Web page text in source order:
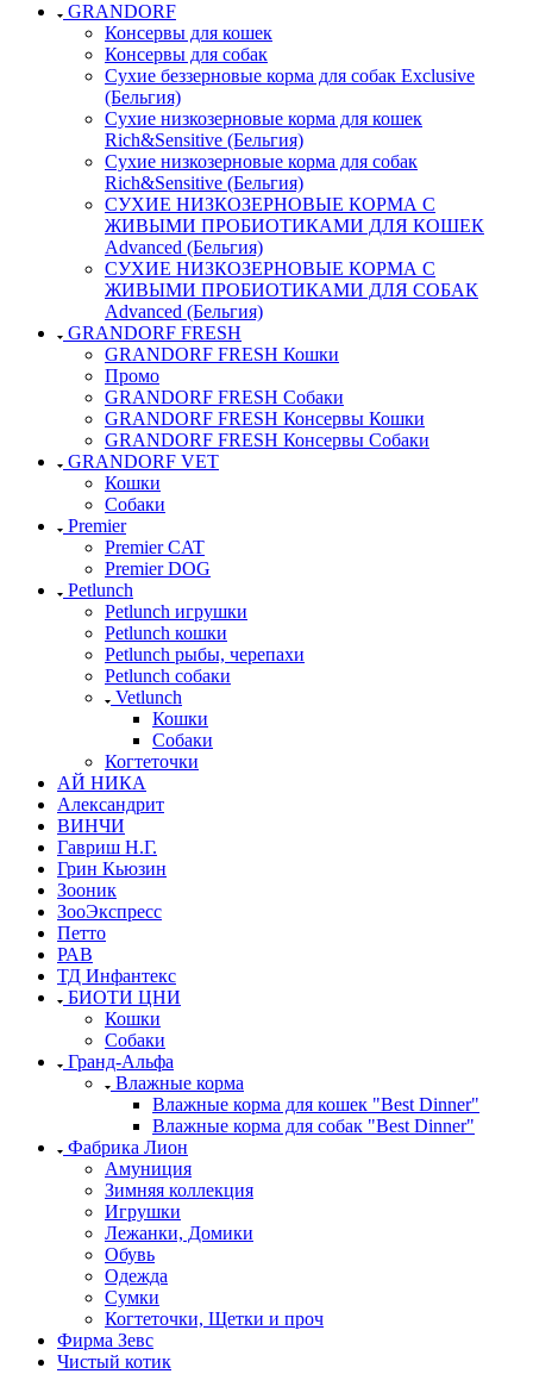
GRANDORF
Консервы для кошек
Консервы для собак
Сухие беззерновые корма для собак Exclusive
(Бельгия)
Сухие низкозерновые корма для кошек
Rich&Sensitive (Бельгия)
Сухие низкозерновые корма для собак
Rich&Sensitive (Бельгия)
СУХИЕ НИЗКОЗЕРНОВЫЕ КОРМА С
ЖИВЫМИ ПРОБИОТИКАМИ ДЛЯ КОШЕК
Advanced (Бельгия)
СУХИЕ НИЗКОЗЕРНОВЫЕ КОРМА С
ЖИВЫМИ ПРОБИОТИКАМИ ДЛЯ СОБАК
Advanced (Бельгия)
GRANDORF FRESH
GRANDORF FRESH Кошки
Промо
GRANDORF FRESH Собаки
GRANDORF FRESH Консервы Кошки
GRANDORF FRESH Консервы Собаки
GRANDORF VET
Кошки
Собаки
Premier
Premier CAT
Premier DOG
Petlunch
Petlunch игрушки
Petlunch кошки
Petlunch рыбы, черепахи
Petlunch собаки
Vetlunch
Кошки
Собаки
Когтеточки
АЙ НИКА
Александрит
ВИНЧИ
Гавриш Н.Г.
Грин Кьюзин
Зооник
ЗооЭкспресс
Петто
РАВ
ТД Инфантекс
БИОТИ ЦНИ
Кошки
Собаки
Гранд-Альфа
Влажные корма
Влажные корма для кошек "Best Dinner"
Влажные корма для собак "Best Dinner"
Фабрика Лион
Амуниция
Зимняя коллекция
Игрушки
Лежанки, Домики
Обувь
Одежда
Сумки
Когтеточки, Щетки и проч
Фирма Зевс
Чистый котик